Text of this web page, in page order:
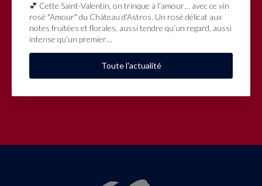
💕 Cette Saint-Valentin, on trinque à l’amour… avec ce vin
rosé "Amour" du Château d'Astros. Un rosé délicat aux
notes fruitées et florales, aussi tendre qu’un regard, aussi
intense qu’un premier…
Toute l'actualité